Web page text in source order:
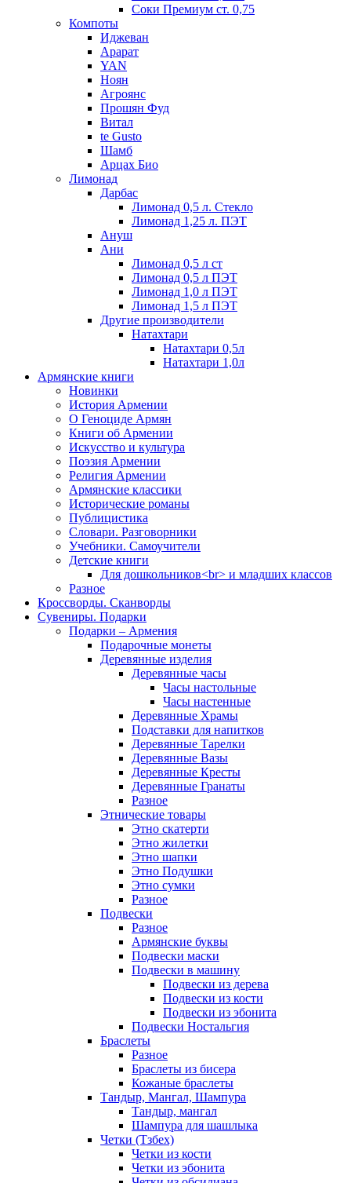
Соки Премиум ст. 0,75
Компоты
Иджеван
Арарат
YAN
Ноян
Агроянс
Прошян Фуд
Витал
te Gusto
Шамб
Арцах Био
Лимонад
Дарбас
Лимонад 0,5 л. Стекло
Лимонад 1,25 л. ПЭТ
Ануш
Ани
Лимонад 0,5 л ст
Лимонад 0,5 л ПЭТ
Лимонад 1,0 л ПЭТ
Лимонад 1,5 л ПЭТ
Другие производители
Натахтари
Натахтари 0,5л
Натахтари 1,0л
Армянские книги
Новинки
История Армении
О Геноциде Армян
Книги об Армении
Иcкусство и культура
Поэзия Армении
Религия Армении
Армянские классики
Исторические романы
Публицистика
Словари. Разговорники
Учебники. Самоучители
Детские книги
Для дошкольников<br> и младших классов
Разное
Кроссворды. Сканворды
Сувениры. Подарки
Подарки – Армения
Подарочные монеты
Деревянные изделия
Деревянные часы
Часы настольные
Часы настенные
Деревянные Храмы
Подставки для напитков
Деревянные Тарелки
Деревянные Вазы
Деревянные Кресты
Деревянные Гранаты
Разное
Этнические товары
Этно скатерти
Этно жилетки
Этно шапки
Этно Подушки
Этно сумки
Разное
Подвески
Разное
Армянские буквы
Подвески маски
Подвески в машину
Подвески из дерева
Подвески из кости
Подвески из эбонита
Подвески Ностальгия
Браслеты
Разное
Браслеты из бисера
Кожаные браслеты
Тандыр, Мангал, Шампура
Тандыр, мангал
Шампура для шашлыка
Четки (Тзбех)
Четки из кости
Четки из эбонита